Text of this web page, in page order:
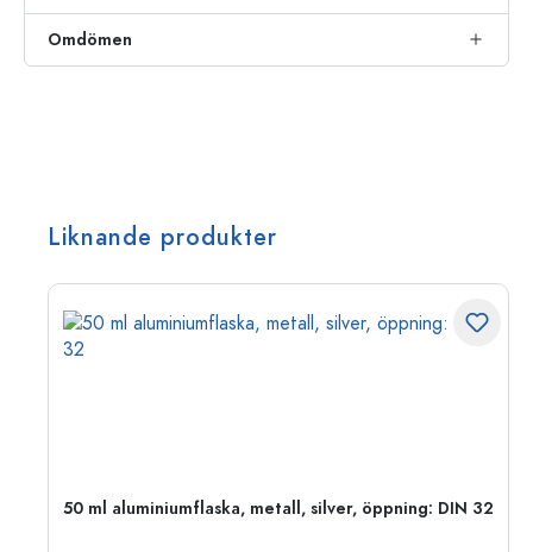
Omdömen
Liknande produkter
50 ml aluminiumflaska, metall, silver, öppning: DIN 32